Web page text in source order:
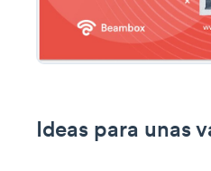
Ideas para unas